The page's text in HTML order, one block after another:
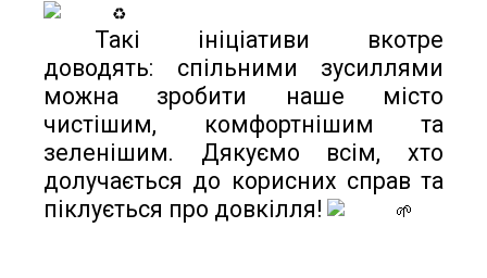
Такі ініціативи вкотре
доводять: спільними зусиллями
можна зробити наше місто
чистішим, комфортнішим та
зеленішим. Дякуємо всім, хто
долучається до корисних справ та
піклується про довкілля!